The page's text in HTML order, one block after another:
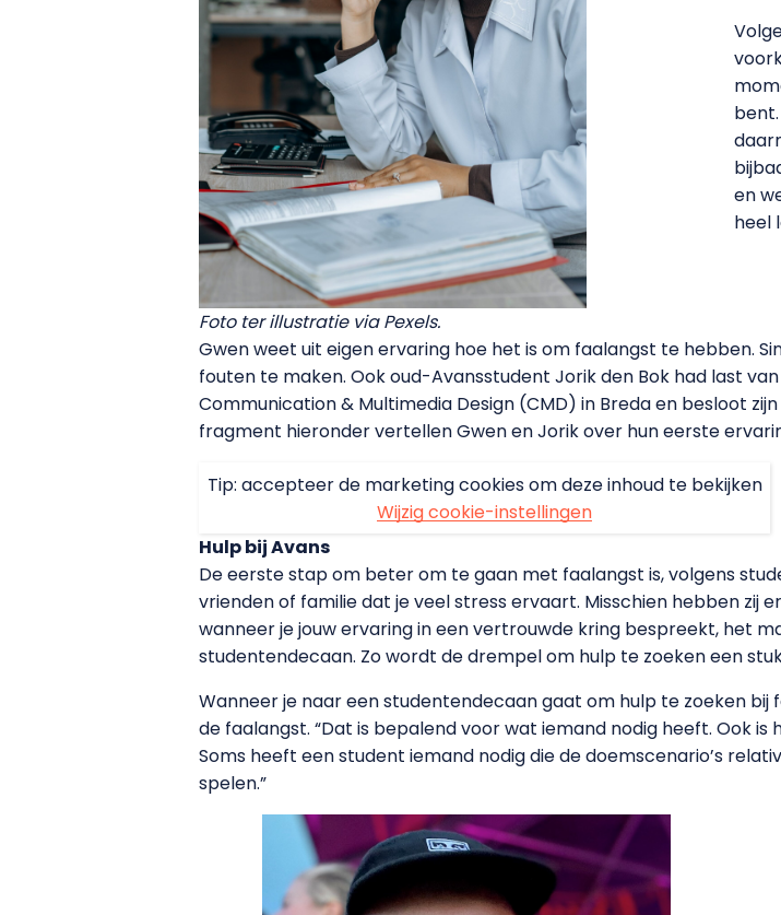
Foto ter illustratie via Pexels.
en
heel
Gwen weet uit eigen ervaring hoe het is om faalangst te hebben.
fouten te maken. Ook oud-Avansstudent Jorik den Bok had last
Communication & Multimedia Design (CMD) in Breda en besloot
fragment hieronder vertellen Gwen en Jorik over hun eerste
Tip: accepteer de marketing cookies om deze inhoud te bekijken
Wijzig cookie-instellingen
Hulp bij Avans
De eerste stap om beter om te gaan met faalangst is, volgens
vrienden of familie dat je veel stress ervaart. Misschien hebben zij
wanneer je jouw ervaring in een vertrouwde kring bespreekt, het
studentendecaan. Zo wordt de drempel om hulp te zoeken een
Wanneer je naar een studentendecaan gaat om hulp te zoeken
de faalangst. “Dat is bepalend voor wat iemand nodig heeft. Ook
Soms heeft een student iemand nodig die de doemscenario’s
spelen.”